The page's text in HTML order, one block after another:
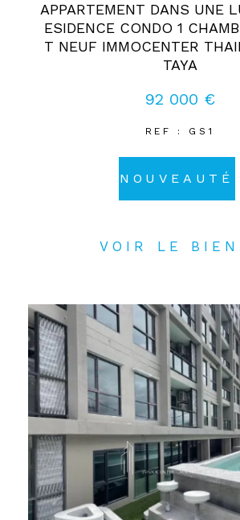
APPARTEMENT DANS UNE
ESIDENCE CONDO 1
T NEUF IMMOCENTER
TAYA
92 000 €
REF : GS1
NOUVEAUTÉ
VOIR LE BIEN